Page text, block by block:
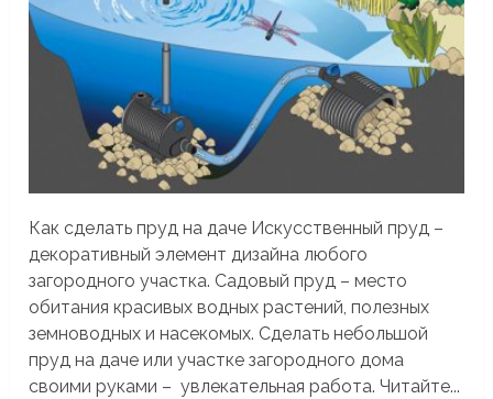
Как сделать пруд на даче Искусственный пруд –
декоративный элемент дизайна любого
загородного участка. Садовый пруд – место
обитания красивых водных растений, полезных
земноводных и насекомых. Сделать небольшой
пруд на даче или участке загородного дома
своими руками – увлекательная работа. Читайте...